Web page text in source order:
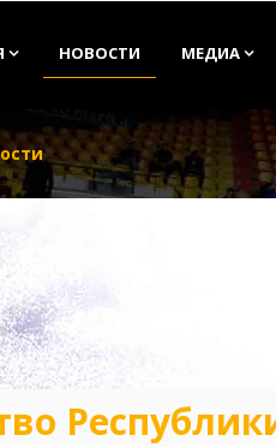
НОВОСТИ МЕДИА